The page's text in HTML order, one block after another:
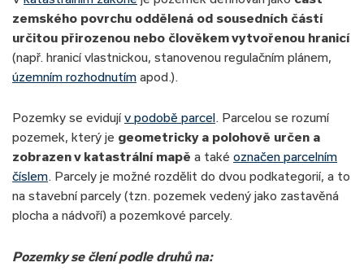
zemského povrchu oddělená od sousedních částí
určitou přirozenou nebo člověkem vytvořenou hranicí
(např. hranicí vlastnickou, stanovenou regulačním plánem,
územním rozhodnutím apod.).
Pozemky se evidují v podobě parcel. Parcelou se rozumí
pozemek, který je geometricky a polohově určen a
zobrazen v katastrální mapě a také označen parcelním
číslem. Parcely je možné rozdělit do dvou podkategorií, a to
na stavební parcely (tzn. pozemek vedený jako zastavěná
plocha a nádvoří) a pozemkové parcely.
Pozemky se člení podle druhů na: